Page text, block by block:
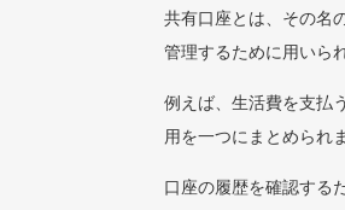
共有口座とは、その名
管理するために用いら
例えば、生活費を支払
用を一つにまとめられ
口座の履歴を確認する